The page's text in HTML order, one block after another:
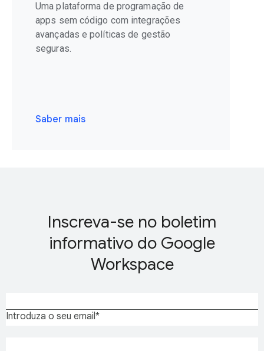
Uma plataforma de programação de
apps sem código com integrações
avançadas e políticas de gestão
seguras.
Saber mais
Inscreva-se no boletim
informativo do Google
Workspace
Introduza o seu email